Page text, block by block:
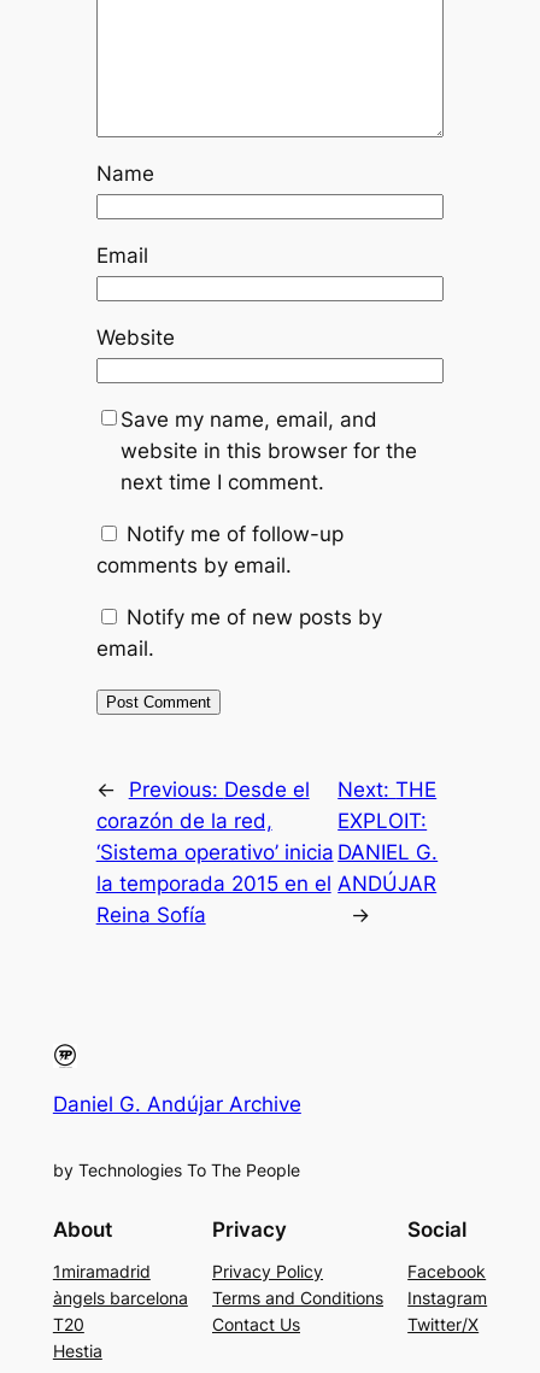
Name
Email
Website
Save my name, email, and
website in this browser for the
next time I comment.
Notify me of follow-up
comments by email.
Notify me of new posts by
email.
← Previous: Desde el
corazón de la red,
‘Sistema operativo’ inicia
la temporada 2015 en el
Reina Sofía
Next:THE
EXPLOIT:
DANIEL G.
ANDÚJAR
→
Daniel G. Andújar Archive
by Technologies To The People
About
1miramadrid
àngels barcelona
T20
Hestia
Privacy
Privacy Policy
Terms and Conditions
Contact Us
Social
Facebook
Instagram
Twitter/X